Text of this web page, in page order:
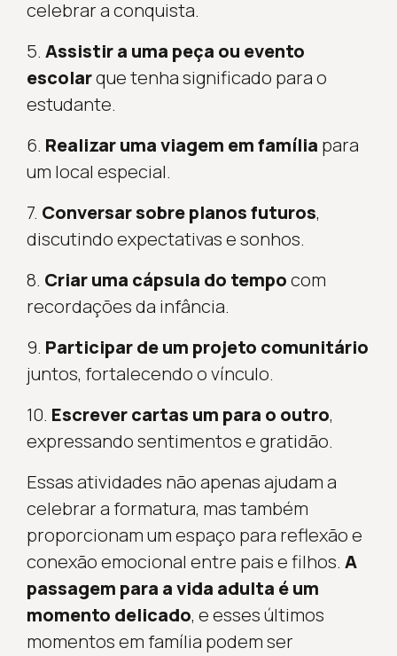
celebrar a conquista.
5. Assistir a uma peça ou evento
escolarque tenha significado para o
estudante.
6. Realizar uma viagem em família para
um local especial.
7. Conversar sobre planos futuros,
discutindo expectativas e sonhos.
8. Criar uma cápsula do tempocom
recordações da infância.
9. Participar de um projeto comunitário
juntos, fortalecendo o vínculo.
10. Escrever cartas um para o outro,
expressando sentimentos e gratidão.
Essas atividades não apenas ajudam a
celebrar a formatura, mas também
proporcionam um espaço para reflexão e
conexão emocional entre pais e filhos. A
passagem para a vida adulta é um
momento delicado, e esses últimos
momentos em família podem ser